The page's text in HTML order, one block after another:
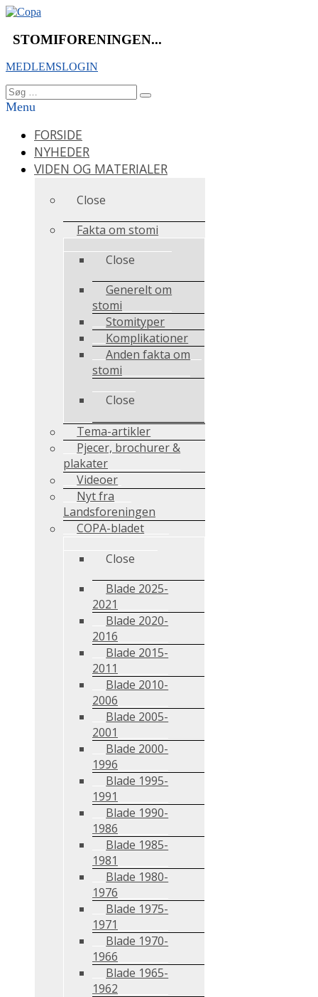
Videre
indhold
STOMIFORENINGEN...
MEDLEMSLOGIN
Søg
efter:
Søg
Menu
FORSIDE
NYHEDER
VIDEN OG MATERIALER
Close
Fakta om stomi
Close
Generelt om
stomi
Stomityper
Komplikationer
Anden fakta om
stomi
Close
Tema-artikler
Pjecer, brochurer &
plakater
Videoer
Nyt fra
Landsforeningen
COPA-bladet
Close
Blade 2025-
2021
Blade 2020-
2016
Blade 2015-
2011
Blade 2010-
2006
Blade 2005-
2001
Blade 2000-
1996
Blade 1995-
1991
Blade 1990-
1986
Blade 1985-
1981
Blade 1980-
1976
Blade 1975-
1971
Blade 1970-
1966
Blade 1965-
1962